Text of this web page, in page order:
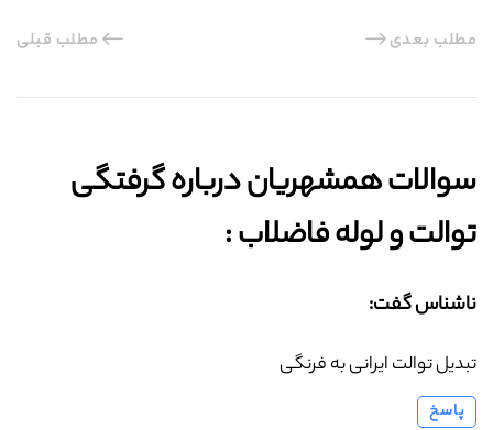
مطلب قبلی مطلب بعدی
سوالات همشهریان درباره گرفتگی
توالت و لوله فاضلاب :‌
ناشناس گفت:
تبدیل توالت ایرانی به فرنگی
پاسخ